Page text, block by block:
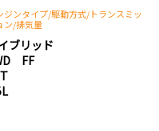
ジンタイプ/駆動方式/トランスミッ
ン/排気量
ブリッド
FF